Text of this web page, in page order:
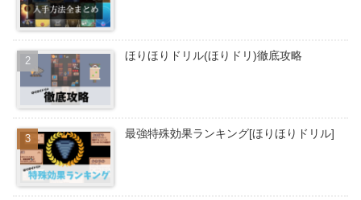
ほりほりドリル(ほりドリ)徹底攻略
最強特殊効果ランキング[ほりほりドリル]